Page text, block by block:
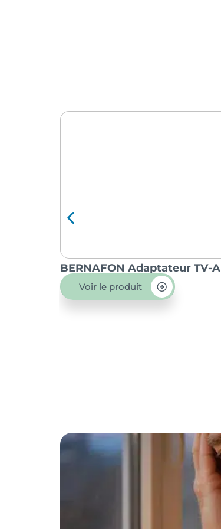
BERNAFON Adaptateur TV-A
Voir le produit